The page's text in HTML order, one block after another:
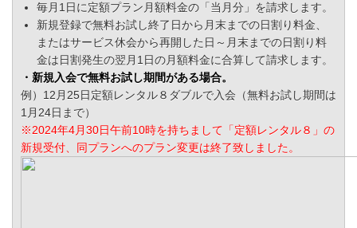
毎月1日に定額プラン月額料金の「当月分」を請求します。
新規登録で無料お試し終了日から月末までの日割り料金、
またはサービス休会から再開した日～月末までの日割り料
金は日割発生の翌月1日の月額料金に合算して請求します。
・新規入会で無料お試し期間がある場合。
例）12月25日定額レンタル８ダブルで入会（無料お試し期間は
1月24日まで）
※2024年4月30日午前10時を持ちまして「定額レンタル８」の
新規受付、同プランへのプラン変更は終了致しました。